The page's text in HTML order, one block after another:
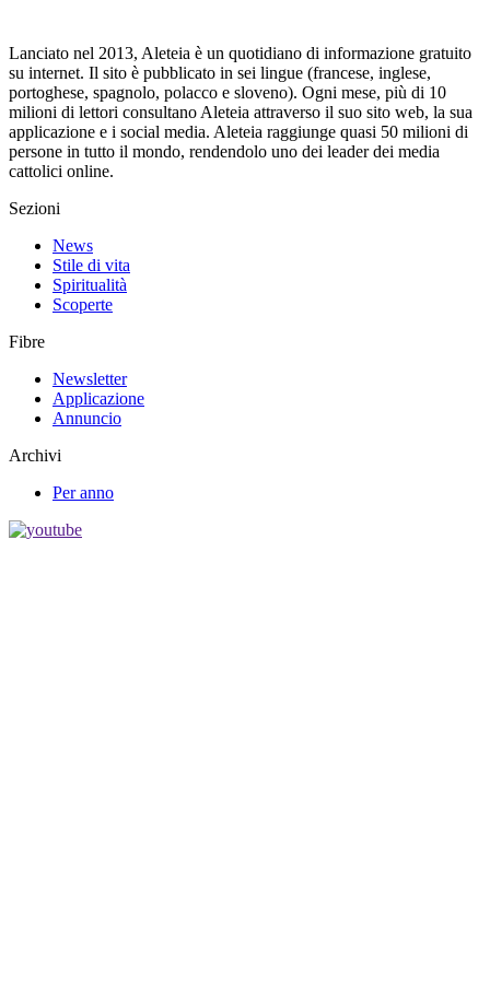
Lanciato nel 2013, Aleteia è un quotidiano di informazione gratuito
su internet. Il sito è pubblicato in sei lingue (francese, inglese,
portoghese, spagnolo, polacco e sloveno). Ogni mese, più di 10
milioni di lettori consultano Aleteia attraverso il suo sito web, la sua
applicazione e i social media. Aleteia raggiunge quasi 50 milioni di
persone in tutto il mondo, rendendolo uno dei leader dei media
cattolici online.
Sezioni
News
Stile di vita
Spiritualità
Scoperte
Fibre
Newsletter
Applicazione
Annuncio
Archivi
Per anno